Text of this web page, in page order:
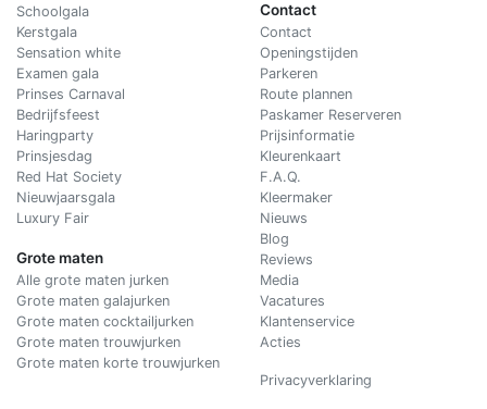
Schoolgala
Kerstgala
Sensation white
Examen gala
Prinses Carnaval
Bedrijfsfeest
Haringparty
Prinsjesdag
Red Hat Society
Nieuwjaarsgala
Luxury Fair
Grote maten
Alle grote maten jurken
Grote maten galajurken
Grote maten cocktailjurken
Grote maten trouwjurken
Grote maten korte trouwjurken
Contact
Contact
Openingstijden
Parkeren
Route plannen
Paskamer Reserveren
Prijsinformatie
Kleurenkaart
F.A.Q.
Kleermaker
Nieuws
Blog
Reviews
Media
Vacatures
Klantenservice
Acties
Privacyverklaring